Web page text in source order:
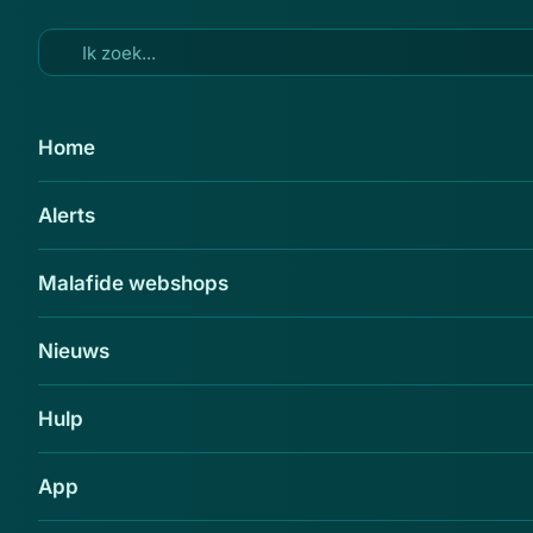
Ga naar hoofdinhoud
Home
Alerts
Malafide webshops
Nieuws
Hulp
App
Parkeerboete leidt tot garage
met jetski van witwasser
Delen